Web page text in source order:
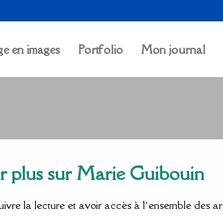
en images Portfolio Mon journal
plus sur Marie Guibouin
la lecture et avoir accès à l’ensemble des